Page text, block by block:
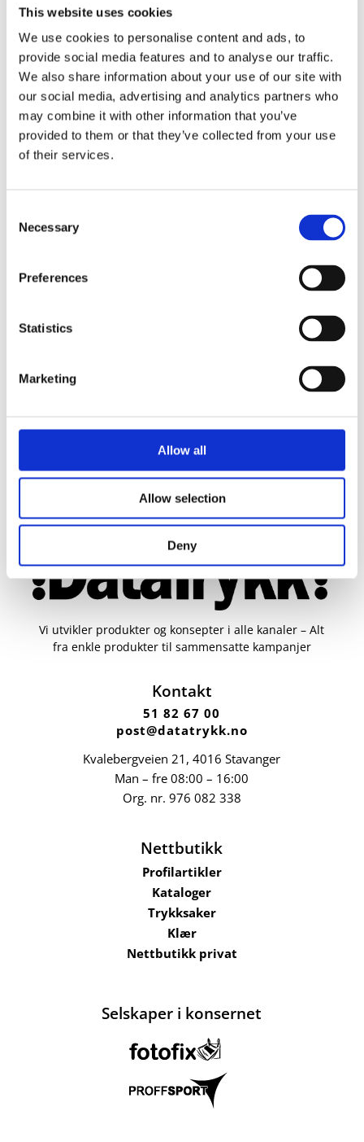
This website uses cookies
We use cookies to personalise content and ads, to
provide social media features and to analyse our traffic.
We also share information about your use of our site with
our social media, advertising and analytics partners who
may combine it with other information that you’ve
provided to them or that they’ve collected from your use
of their services.
Selection
Necessary
Preferences
Statistics
Marketing
Allow all
Allow selection
Deny
Vi utvikler produkter og konsepter i alle kanaler – Alt
fra enkle produkter til sammensatte kampanjer
Kontakt
51 82 67 00
post@datatrykk.no
Kvalebergveien 21 , 4016 Stavanger
Man – fre 08:00 – 16:00
Org. nr. 976 082 338
Nettbutikk
Profilartikler
Kataloger
Trykksaker
Klær
Nettbutikk privat
Selskaper i konsernet